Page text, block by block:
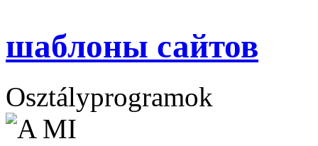
шаблоны сайтов
Osztályprogramok